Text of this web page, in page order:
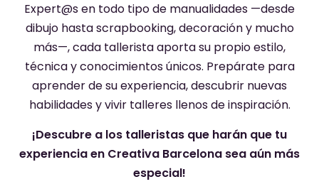
Expert@s en todo tipo de manualidades —desde
dibujo hasta scrapbooking, decoración y mucho
más—, cada tallerista aporta su propio estilo,
técnica y conocimientos únicos. Prepárate para
aprender de su experiencia, descubrir nuevas
habilidades y vivir talleres llenos de inspiración.
¡Descubre a los talleristas que harán que tu
experiencia en Creativa Barcelona sea aún más
especial!